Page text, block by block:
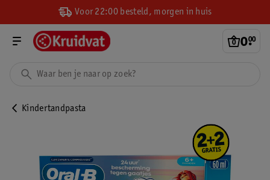
Voor 22:00 besteld, morgen in huis
0.
00
Kindertandpasta